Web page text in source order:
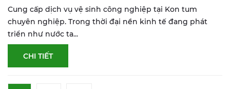
Cung cấp dịch vụ vệ sinh công nghiệp tại Kon tum
chuyên nghiệp. Trong thời đại nền kinh tế đang phát
triển như nước ta...
CHI TIẾT